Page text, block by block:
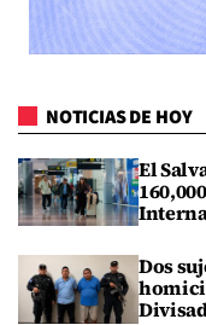
NOTICIAS DE HOY
El
Dos